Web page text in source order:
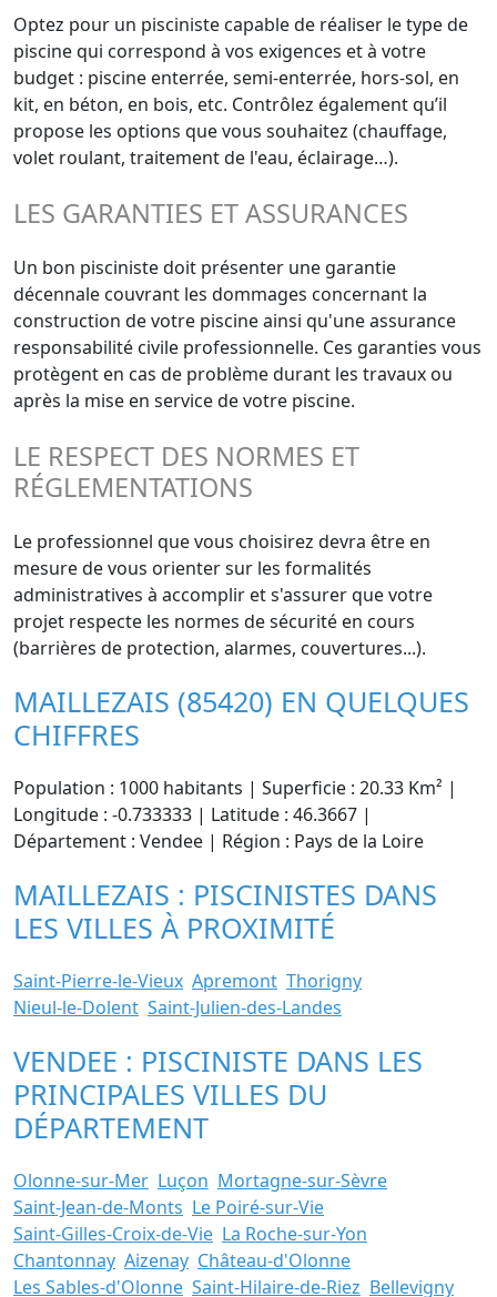
Optez pour un pisciniste capable de réaliser le type de
piscine qui correspond à vos exigences et à votre
budget : piscine enterrée, semi-enterrée, hors-sol, en
kit, en béton, en bois, etc. Contrôlez également qu’il
propose les options que vous souhaitez (chauffage,
volet roulant, traitement de l'eau, éclairage…).
LES GARANTIES ET ASSURANCES
Un bon pisciniste doit présenter une garantie
décennale couvrant les dommages concernant la
construction de votre piscine ainsi qu'une assurance
responsabilité civile professionnelle. Ces garanties vous
protègent en cas de problème durant les travaux ou
après la mise en service de votre piscine.
LE RESPECT DES NORMES ET
RÉGLEMENTATIONS
Le professionnel que vous choisirez devra être en
mesure de vous orienter sur les formalités
administratives à accomplir et s'assurer que votre
projet respecte les normes de sécurité en cours
(barrières de protection, alarmes, couvertures...).
MAILLEZAIS (85420) EN QUELQUES
CHIFFRES
Population : 1000 habitants | Superficie : 20.33 Km² |
Longitude : -0.733333 | Latitude : 46.3667 |
Département : Vendee | Région : Pays de la Loire
MAILLEZAIS : PISCINISTES DANS
LES VILLES À PROXIMITÉ
Saint-Pierre-le-Vieux Apremont Thorigny
Nieul-le-Dolent Saint-Julien-des-Landes
VENDEE : PISCINISTE DANS LES
PRINCIPALES VILLES DU
DÉPARTEMENT
Olonne-sur-Mer Luçon Mortagne-sur-Sèvre
Saint-Jean-de-Monts Le Poiré-sur-Vie
Saint-Gilles-Croix-de-Vie La Roche-sur-Yon
Chantonnay Aizenay Château-d'Olonne
Les Sables-d'Olonne Saint-Hilaire-de-Riez Bellevigny